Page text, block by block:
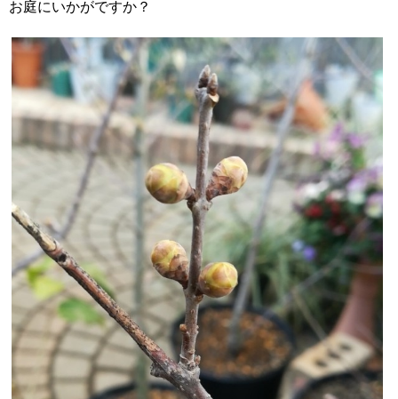
お庭にいかがですか？